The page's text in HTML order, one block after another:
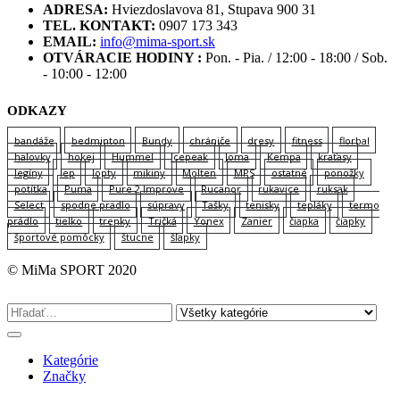
ADRESA: Hviezdoslavova 81, Stupava 900 31
TEL. KONTAKT: 0907 173 343
EMAIL: info@mima-sport.sk
OTVÁRACIE HODINY : Pon. - Pia. / 12:00 - 18:00 / Sob.
- 10:00 - 12:00
ODKAZY
bandáže bedminton Bundy chrániče dresy fitness
florbal
halovky
hokej Hummel Icepeak Joma Kempa
kraťasy
legíny
lep lopty mikiny Molten MPS ostatné
ponožky
potítka
Puma Pure 2 Improve Rucanor rukavice
ruksak
Select
spodne pradlo súpravy Tašky tenisky tepláky
termo
prádlo
tielko trenky Tričká Yonex Zanier čiapka
čiapky
športové pomôcky
štucne šľapky
© MiMa SPORT 2020
Kategórie
Značky